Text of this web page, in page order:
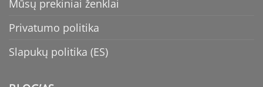
Mūsų prekiniai ženklai
Privatumo politika
Slapukų politika (ES)